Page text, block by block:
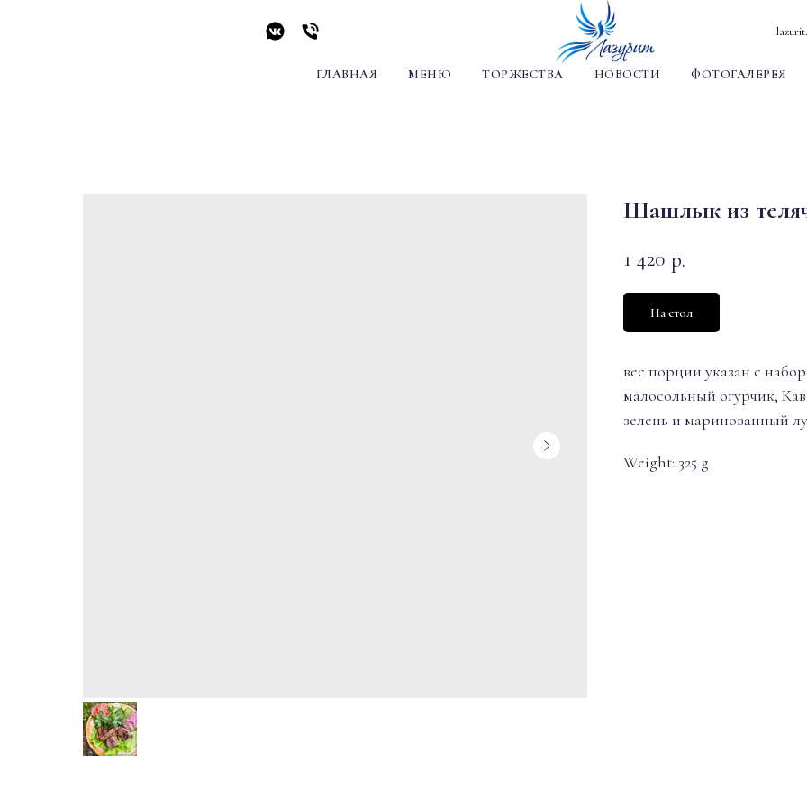
ГЛАВНАЯ МЕНЮ ТОРЖЕСТВА НОВОСТИ ФОТОГАЛЕРЕЯ
Шашлык из
1 420 р.
На стол
вес порции указан с
малосольный огурчик,
зелень и маринованный
Weight: 325 g